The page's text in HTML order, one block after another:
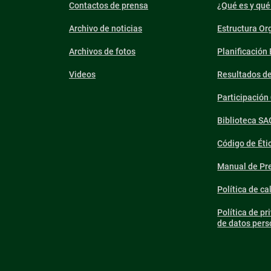
Contactos de prensa
Archivo de noticias
Archivos de fotos
Videos
¿Qué es y
Estructura
Planificación
Resultados
Participación
Biblioteca
Código de
Manual de
Política de
Política de
de datos